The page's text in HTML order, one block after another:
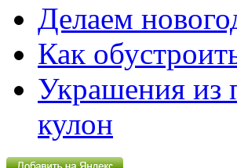
Делаем
Как
Украшения из
кулон